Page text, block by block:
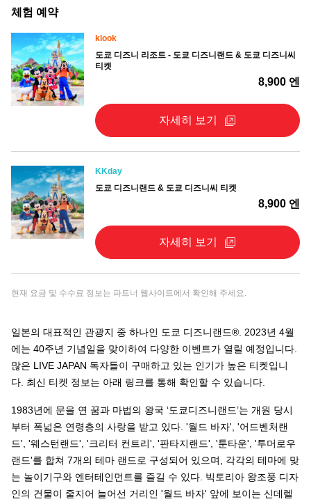
체험 예약
klook
도쿄 디즈니 리조트 - 도쿄 디즈니랜드 & 도쿄 디즈니씨
티켓
8,900 엔
자세히 보기
KKday
도쿄 디즈니랜드 & 도쿄 디즈니씨 티켓
8,900 엔
자세히 보기
현재 요금 및 수수료 정보는 파트너 웹사이트에서 확인해 주세요.
일본의 대표적인 관광지 중 하나인 도쿄 디즈니랜드®. 2023년 4월
에는 40주년 기념일을 맞이하여 다양한 이벤트가 열릴 예정입니다.
많은 LIVE JAPAN 독자들이 구매하고 있는 인기가 높은 티켓입니
다. 최신 티켓 정보는 아래 링크를 통해 확인할 수 있습니다.
1983년에 문을 연 꿈과 마법의 왕국 ‘도쿄디즈니랜드’는 개원 당시
부터 폭넓은 연령층의 사랑을 받고 있다. '월드 바자', '어드벤처랜
드', '웨스턴랜드', '크리터 컨트리', '판타지랜드', '툰타운', '투머로우
랜드'를 합쳐 7개의 테마 랜드로 구성되어 있으며, 각각의 테마에 맞
는 놀이기구와 엔터테인먼트를 즐길 수 있다. 빅토리아 왕조풍 디자
인의 건물이 줄지어 늘어선 거리인 '월드 바자' 앞에 보이는 신데렐